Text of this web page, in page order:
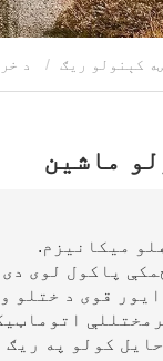
کېنولو ریګ
ماشین
پاکول لوی
قوی د ختلو
کولو په